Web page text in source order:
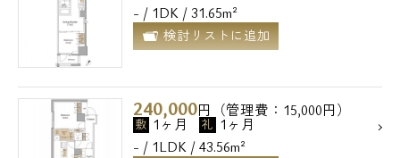
- / 1DK / 31.65m²
検討リストに追加
240,000円（管理費：15,000円）
敷 1ヶ月 礼 1ヶ月
- / 1LDK / 43.56m²